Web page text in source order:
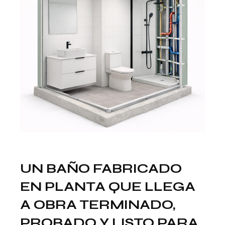
UN BAÑO FABRICADO
EN PLANTA QUE LLEGA
A OBRA TERMINADO,